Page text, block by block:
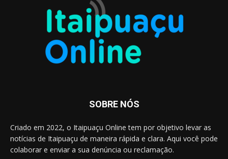
SOBRE NÓS
Criado em 2022, o Itaipuaçu Online tem por objetivo levar as
notícias de Itaipuaçu de maneira rápida e clara. Aqui você pode
colaborar e enviar a sua denúncia ou reclamação.